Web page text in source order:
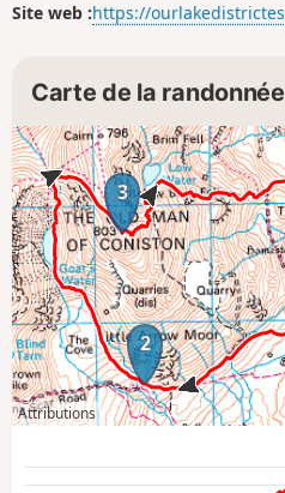
Site web :https://
Carte de la randonnée
2
3
Attributions